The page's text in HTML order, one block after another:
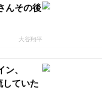
んその後
大谷翔平
、
していた